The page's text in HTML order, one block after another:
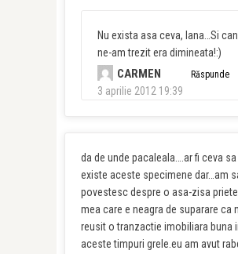
Nu exista asa ceva, Iana…Si
ne-am trezit era dimineata!:)
CARMEN
3 aprilie 2012 19:39
Răspunde
da de unde pacaleala….ar fi ceva sa
existe aceste specimene dar…am
povestesc despre o asa-zisa
mea care e neagra de suparare ca
reusit o tranzactie imobiliara buna
aceste timpuri grele.eu am avut